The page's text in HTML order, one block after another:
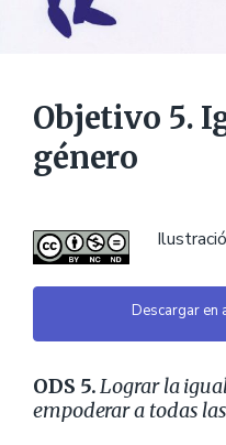
Objetivo 5.
género
Descargar en
ODS 5.Lograr la
empoderar a todas